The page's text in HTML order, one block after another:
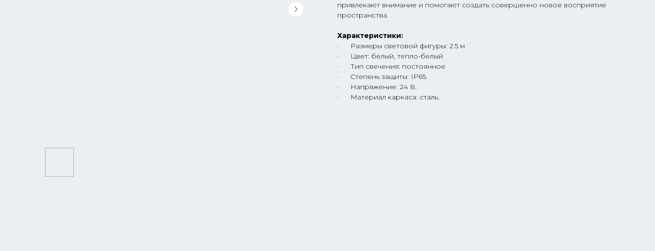
привлекают внимание и помогают создать совершенно новое восприятие
пространства.
Характеристики:
· Размеры световой фигуры: 2.5 м
· Цвет: белый, тепло-белый
· Тип свечения: постоянное
· Степень защиты: IP65.
· Напряжение: 24 В.
· Материал каркаса: сталь.